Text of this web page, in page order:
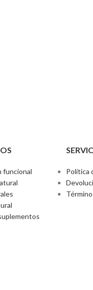
funcional
Política